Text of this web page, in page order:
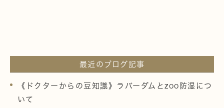
最近のブログ記事
《ドクターからの豆知識》ラバーダムとzoo防湿につ
いて